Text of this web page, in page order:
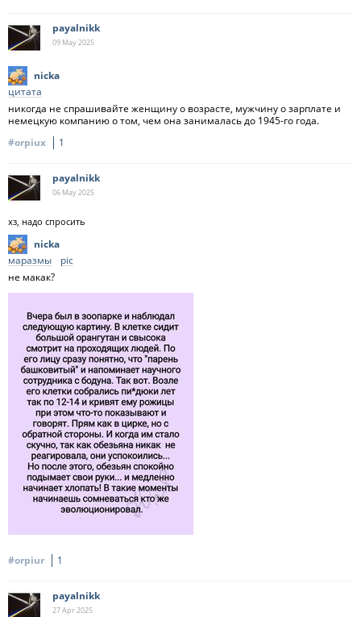
payalnikk
09 May 2025
nicka
цитата
никогда не спрашивайте женщину о возрасте, мужчину о зарплате и
немецкую компанию о том, чем она занималась до 1945-го года.
#orpiux
1
payalnikk
06 May 2025
хз, надо спросить
nicka
маразмы
pic
не макак?
#orpiur 1
payalnikk
27 Apr2025